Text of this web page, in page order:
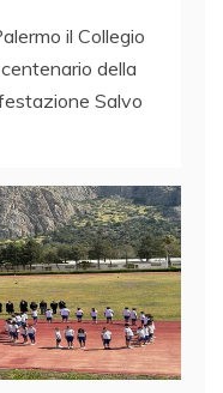
il Collegio
della
Salvo